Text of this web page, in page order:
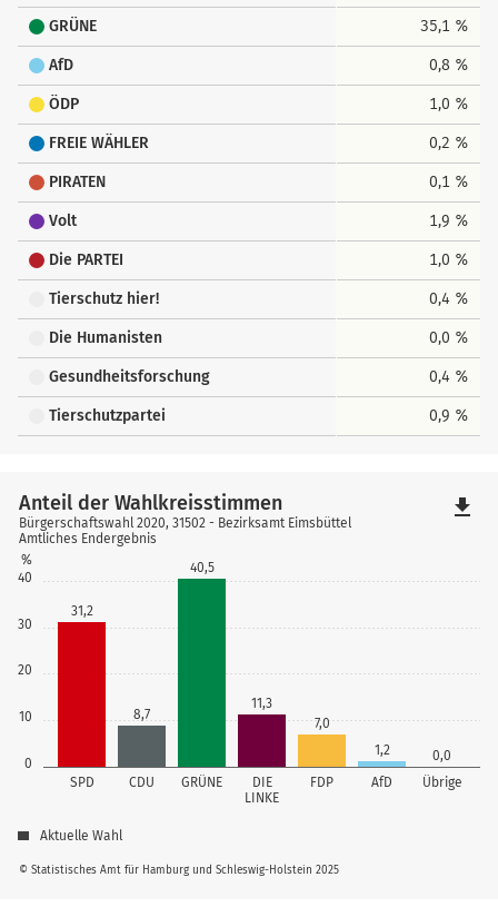
GRÜNE 35,1 %
AfD 0,8 %
ÖDP 1,0 %
FREIE WÄHLER 0,2 %
PIRATEN 0,1 %
Volt 1,9 %
Die PARTEI 1,0 %
Tierschutz hier! 0,4 %
Die Humanisten 0,0 %
Gesundheitsforschung 0,4 %
Tierschutzpartei 0,9 %
0
10
20
30
40
%
SPD CDU GRÜNE
DIE
LINKE
FDP AfD Übrige
31,2
8,7
40,5
11,3
7,0
1,2
0,0
© Statistisches Amt für Hamburg und Schleswig-Holstein 2025
Anteil der Wahlkreisstimmen
Bürgerschaftswahl 2020, 31502 - Bezirksamt Eimsbüttel
Amtliches Endergebnis
Aktuelle Wahl
file_download